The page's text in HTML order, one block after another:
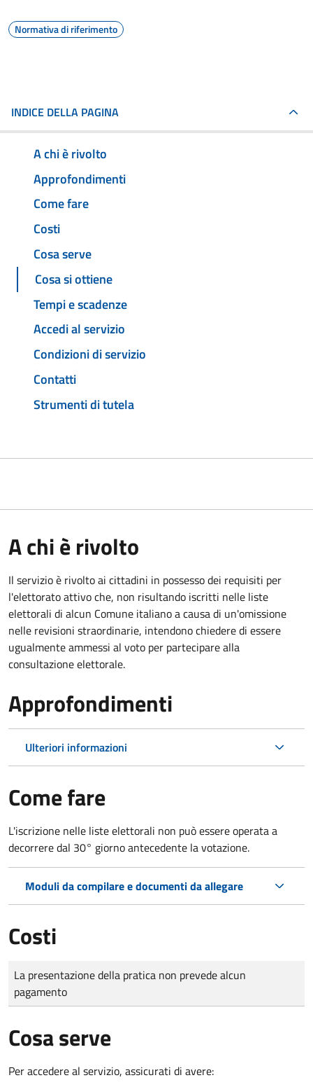
Normativa di riferimento
INDICE DELLA PAGINA
A chi è rivolto
Approfondimenti
Come fare
Costi
Cosa serve
Cosa si ottiene
Tempi e scadenze
Accedi al servizio
Condizioni di servizio
Contatti
Strumenti di tutela
A chi è rivolto
Il servizio è rivolto ai cittadini in possesso dei requisiti per
l'elettorato attivo che, non risultando iscritti nelle liste
elettorali di alcun Comune italiano a causa di un'omissione
nelle revisioni straordinarie, intendono chiedere di essere
ugualmente ammessi al voto per partecipare alla
consultazione elettorale.
Approfondimenti
Ulteriori informazioni
Come fare
L'iscrizione nelle liste elettorali non può essere operata a
decorrere dal 30° giorno antecedente la votazione.
Moduli da compilare e documenti da allegare
Costi
Tipo di pagamento
Importo
La presentazione della pratica non prevede alcun
pagamento
Cosa serve
Per accedere al servizio, assicurati di avere: